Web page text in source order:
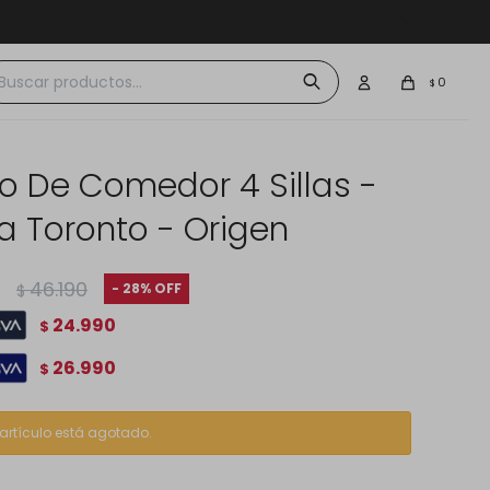
$ 0
De Comedor 4 Sillas -
Toronto - Origen
$ 46.190 28
$ 24.990
$ 26.990
artículo está agotado.